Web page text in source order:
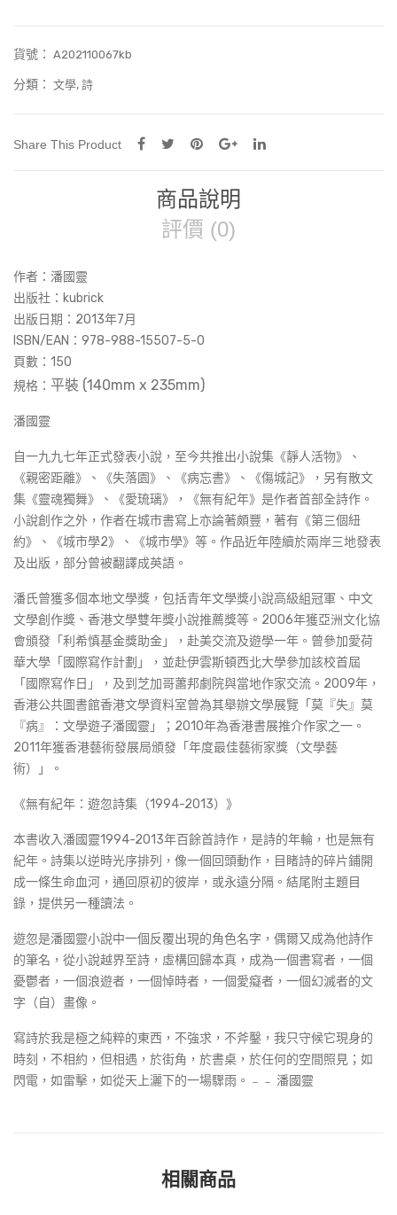
集
（1994-
量
貨號： A202110067kb
分類： 文學, 詩
Share This Product
商品說明
評價 (0)
作者：潘國靈
出版社：kubrick
出版日期：2013年7月
ISBN/EAN：978-988-15507-5-0
頁數：150
規格： 平裝 (140mm x 235mm)
潘國靈
自一九九七年正式發表小說，至今共推出小說集《靜人活物》、
《親密距離》、《失落園》、《病忘書》、《傷城記》，另有散文
集《靈魂獨舞》、《愛琉璃》，《無有紀年》是作者首部全詩作。
小說創作之外，作者在城市書寫上亦論著頗豐，著有《第三個紐
約》、《城市學2》、《城市學》等。作品近年陸續於兩岸三地發表
及出版，部分曾被翻譯成英語。
潘氏曾獲多個本地文學獎，包括青年文學獎小說高級組冠軍、中文
文學創作獎、香港文學雙年獎小說推薦獎等。2006年獲亞洲文化協
會頒發「利希慎基金獎助金」，赴美交流及遊學一年。曾參加愛荷
華大學「國際寫作計劃」，並赴伊雲斯頓西北大學參加該校首屆
「國際寫作日」，及到芝加哥蕭邦劇院與當地作家交流。2009年，
香港公共圖書館香港文學資料室曾為其舉辦文學展覽「莫『失』莫
『病』：文學遊子潘國靈」；2010年為香港書展推介作家之一。
2011年獲香港藝術發展局頒發「年度最佳藝術家獎（文學藝
術）」。
《無有紀年：遊忽詩集（1994-2013）》
本書收入潘國靈1994-2013年百餘首詩作，是詩的年輪，也是無有
紀年。詩集以逆時光序排列，像一個回頭動作，目睹詩的碎片鋪開
成一條生命血河，通回原初的彼岸，或永遠分隔。結尾附主題目
錄，提供另一種讀法。
遊忽是潘國靈小說中一個反覆出現的角色名字，偶爾又成為他詩作
的筆名，從小說越界至詩，虛構回歸本真，成為一個書寫者，一個
憂鬱者，一個浪遊者，一個悼時者，一個愛癡者，一個幻滅者的文
字（自）畫像。
寫詩於我是極之純粹的東西，不強求，不斧鑿，我只守候它現身的
時刻，不相約，但相遇，於街角，於書桌，於任何的空間照見；如
閃電，如雷擊，如從天上灑下的一場驟雨。﹣﹣ 潘國靈
相關商品